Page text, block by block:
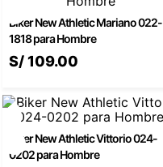
Biker New Athletic Mariano 022-
1818 para Hombre
S/109.00
Biker New Athletic Vittorio 024-
0202 para Hombre